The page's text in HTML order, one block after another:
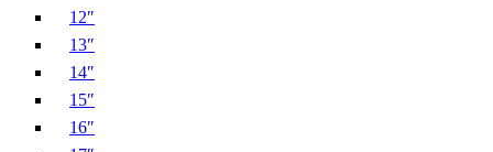
12″
13″
14″
15″
16″